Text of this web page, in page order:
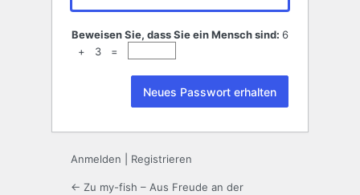
Beweisen Sie, dass Sie ein Mensch sind: 6
+ 3 =
Anmelden Registrieren
← Zu my-fish – Aus Freude an der